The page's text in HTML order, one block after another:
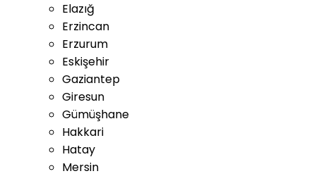
Elazığ
Erzincan
Erzurum
Eskişehir
Gaziantep
Giresun
Gümüşhane
Hakkari
Hatay
Mersin